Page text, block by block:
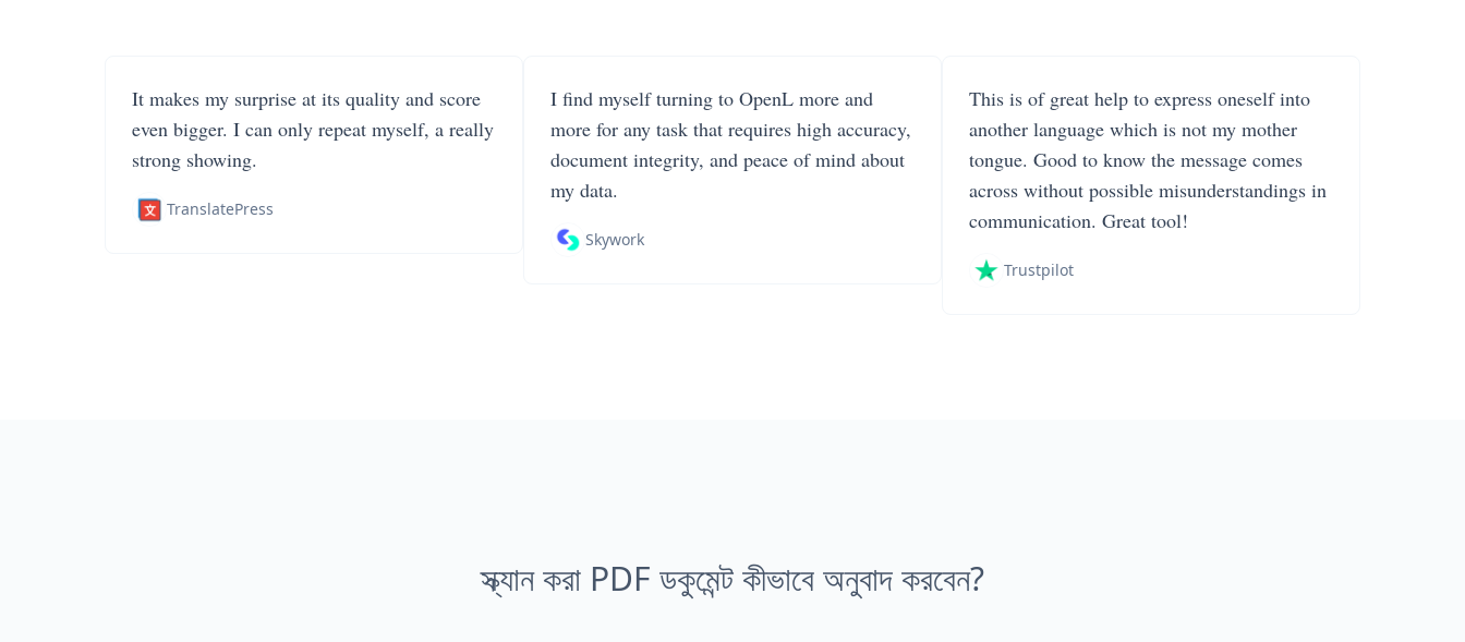
It makes my surprise at its quality and score
even bigger. I can only repeat myself, a really
strong showing.
TranslatePress
I find myself turning to OpenL more and
more for any task that requires high accuracy,
document integrity, and peace of mind about
my data.
Skywork
This is of great help to express oneself into
another language which is not my mother
tongue. Good to know the message comes
across without possible misunderstandings in
communication. Great tool!
Trustpilot
স্ক্যান করা PDF ডকুমেন্ট কীভাবে অনুবাদ করবেন?